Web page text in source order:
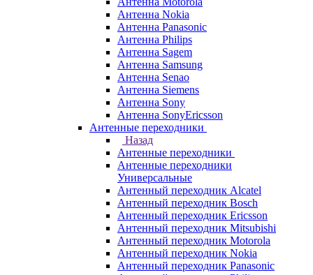
Антенна Nokia
Антенна Panasonic
Антенна Philips
Антенна Sagem
Антенна Samsung
Антенна Senao
Антенна Siemens
Антенна Sony
Антенна SonyEricsson
Антенные переходники
Назад
Антенные переходники
Антенные переходники
Универсальные
Антенный переходник Alcatel
Антенный переходник Bosch
Антенный переходник Ericsson
Антенный переходник Mitsubishi
Антенный переходник Motorola
Антенный переходник Nokia
Антенный переходник Panasonic